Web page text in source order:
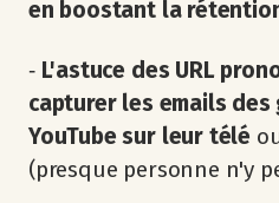
en boostant la
‐ L'astuce des URL
capturer les emails
YouTube sur leur télé
(presque personne n'y